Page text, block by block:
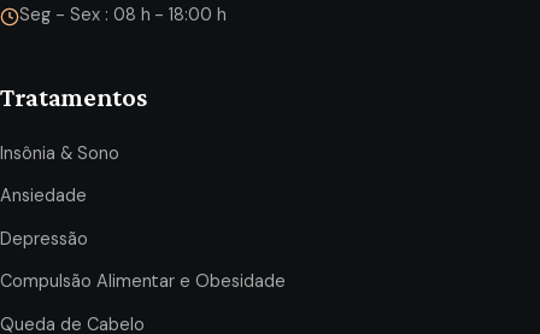
Seg - Sex : 08 h - 18:00 h
Tratamentos
Insônia & Sono
Ansiedade
Depressão
Compulsão Alimentar e Obesidade
Queda de Cabelo